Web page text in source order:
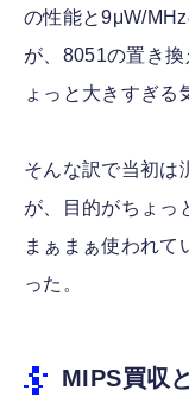
の性能と9μW/
が、8051の置き
ょっと大きすぎる
そんな訳で当初は
が、目的がちょっ
まぁまぁ使われて
った。
MIPS買収